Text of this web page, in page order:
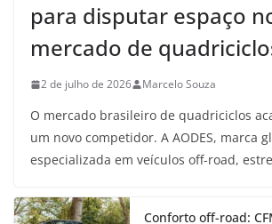
para disputar espaço
mercado de
2 de julho de 2026 Marcelo Souza
O mercado brasileiro de quadriciclos
um novo competidor. A AODES, marca
especializada em veículos off-road,
Conforto off-road: